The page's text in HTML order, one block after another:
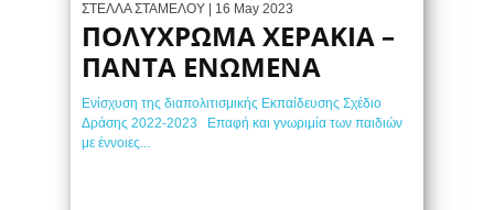
ΣΤΕΛΛΑ ΣΤΑΜΕΛΟΥ | 16 May 2023
ΠΟΛΥΧΡΩΜΑ ΧΕΡΑΚΙΑ –
ΠΑΝΤΑ ΕΝΩΜΕΝΑ
Ενίσχυση της διαπολιτισμικής Εκπαίδευσης Σχέδιο
Δράσης 2022-2023 Eπαφή και γνωριμία των παιδιών
με έννοιες...